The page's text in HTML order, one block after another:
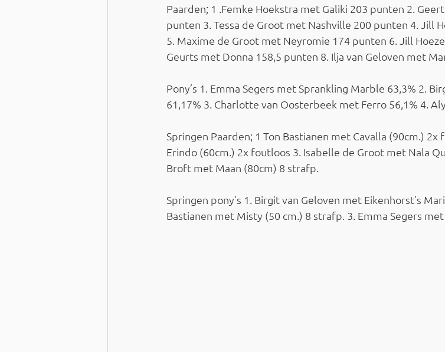
Paarden; 1 .Femke Hoekstra met Galiki 203 punten 2.
punten 3. Tessa de Groot met Nashville 200 punten 4. Jill
5. Maxime de Groot met Neyromie 174 punten 6. Jill
Geurts met Donna 158,5 punten 8. Ilja van Geloven met
Pony’s 1. Emma Segers met Sprankling Marble 63,3% 2.
61,17% 3. Charlotte van Oosterbeek met Ferro 56,1% 4.
Springen Paarden; 1 Ton Bastianen met Cavalla (90cm.)
Erindo (60cm.) 2x foutloos 3. Isabelle de Groot met Nala
Broft met Maan (80cm) 8 strafp.
Springen pony's 1. Birgit van Geloven met Eikenhorst's
Bastianen met Misty (50 cm.) 8 strafp. 3. Emma Segers